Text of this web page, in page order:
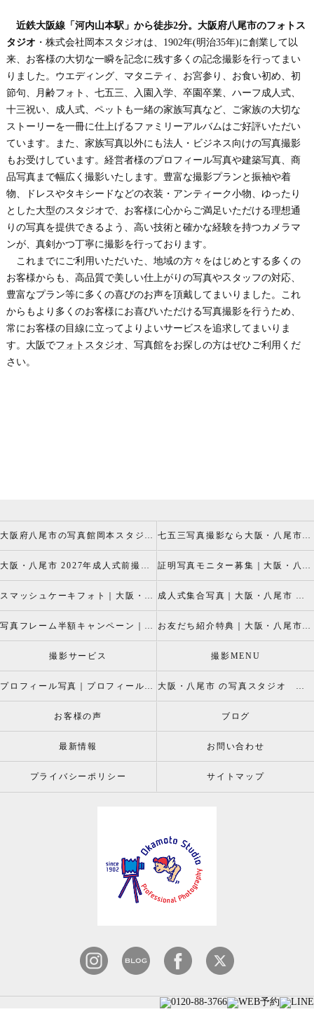
近鉄大阪線「河内山本駅」から徒歩2分。大阪府八尾市のフォトス
タジオ ・株式会社岡本スタジオは、1902年(明治35年)に創業して以
来、お客様の大切な一瞬を記念に残す多くの記念撮影を行ってまい
りました。ウエディング、マタニティ、お宮参り、お食い初め、初
節句、月齢フォト、七五三、入園入学、卒園卒業、ハーフ成人式、
十三祝い、成人式、ペットも一緒の家族写真など、ご家族の大切な
ストーリーを一冊に仕上げるファミリーアルバムはご好評いただい
ています。また、家族写真以外にも法人・ビジネス向けの写真撮影
もお受けしています。経営者様のプロフィール写真や建築写真、商
品写真まで幅広く撮影いたします。豊富な撮影プランと振袖や着
物、ドレスやタキシードなどの衣装・アンティーク小物、ゆったり
とした大型のスタジオで、お客様に心からご満足いただける理想通
りの写真を提供できるよう、高い技術と確かな経験を持つカメラマ
ンが、真剣かつ丁寧に撮影を行っております。
これまでにご利用いただいた、地域の方々をはじめとする多くの
お客様からも、高品質で美しい仕上がりの写真やスタッフの対応、
豊富なプラン等に多くの喜びのお声を頂戴してまいりました。これ
からもより多くのお客様にお喜びいただける写真撮影を行うため、
常にお客様の目線に立ってよりよいサービスを追求してまいりま
す。 大阪 でフォトスタジオ 、写真館をお探しの方はぜひご利用くだ
さい。
大阪府八尾市の写真館岡本スタジオの撮影キャンペーン 七五三写真撮影なら大阪・八尾市 の岡本スタジオへ
大阪・八尾市 2027年成人式前撮り振袖写真撮影、成人振袖レンタルなら2026年成人前撮りキャペーン開催中の岡本スタジオへ 証明写真モニター募集｜大阪・八尾市 証明写真撮影なら岡本スタジオへ！証明写真モニターモデル募集中！
スマッシュケーキフォト｜大阪・八尾市 スマッシュケーキ写真撮影、ベビーフォト撮影は岡本スタジオへ 成人式集合写真｜大阪・八尾市 友達集合写真、成人式集合写真撮影なら岡本スタジオへ
写真フレーム半額キャンペーン｜大阪・八尾市 写真撮影なら半額割引キャペーン開催中の岡本スタジオへ お友だち紹介特典｜大阪・八尾市 記念写真撮影なら岡本スタジオへ
撮影サービス 撮影MENU
プロフィール写真｜プロフィールフォト 大阪・八尾市 の写真スタジオ 岡本スタジオ2026年七五三撮影特設ページ
お客様の声 ブログ
最新情報 お問い合わせ
プライバシーポリシー サイトマップ